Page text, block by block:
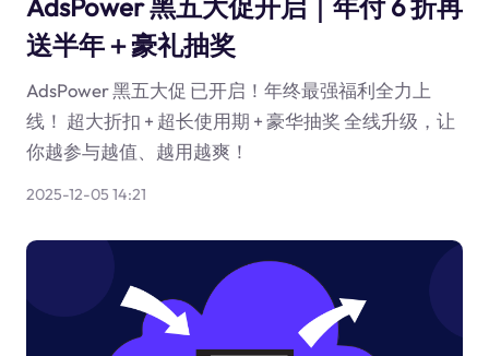
AdsPower 黑五大促开启｜年付 6 折再
送半年＋豪礼抽奖
AdsPower 黑五大促 已开启！年终最强福利全力上
线！ 超大折扣 + 超长使用期 + 豪华抽奖 全线升级，让
你越参与越值、越用越爽！
2025-12-05 14:21